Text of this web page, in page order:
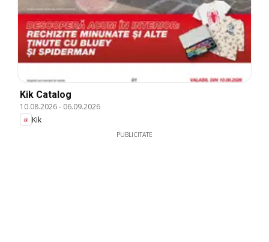
Kik Catalog
10.08.2026- 06.09.2026
Kik
PUBLICITATE